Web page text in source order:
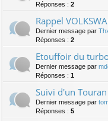
Réponses : 2
Rappel
Dernier message par
Réponses : 2
Etouffoir du
Dernier message par
Réponses : 1
Suivi d'un
Dernier message par
Réponses : 5